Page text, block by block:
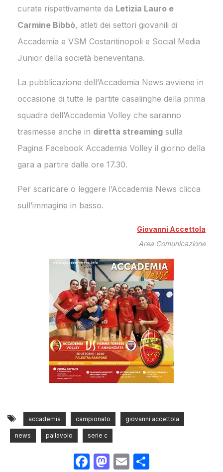
curate rispettivamente da Letizia Lauro e
Carmine Bibbò, atleti dei settori giovanili di
Accademia e VSM Costantinopoli e Social Media
Junior della società beneventana.
La pubblicazione dell’Accademia News avviene in
occasione di tutte le partite casalinghe della prima
squadra dell’Accademia Volley che saranno
trasmesse anche in diretta streaming sulla
Pagina Facebook Accademia Volley il giorno della
gara a partire dalle ore 17.30.
Per scaricare o leggere l’Accademia News clicca
sull’immagine in basso.
Giovanni Accettola
Area Comunicazione
accademia campionato giovanni accettola
news pallavolo serie c
Facebook
Mastodon
Email